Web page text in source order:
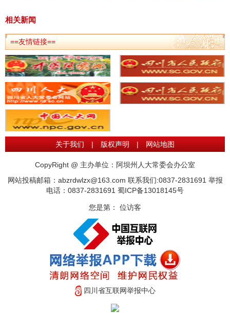
相关新闻
==友情链接==
关于我们 | 版权声明 | 网站地图
CopyRight @ 主办单位：阿坝州人大常委会办公室
网站投稿邮箱：abzrdwlzx@163.com 联系我们:0837-2831691 举报
电话：0837-2831691 蜀ICP备13018145号
您是第： 位访客
四川省互联网举报中心